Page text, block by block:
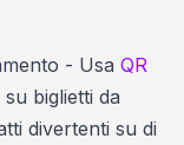
- Usa QR
su biglietti da
divertenti su di